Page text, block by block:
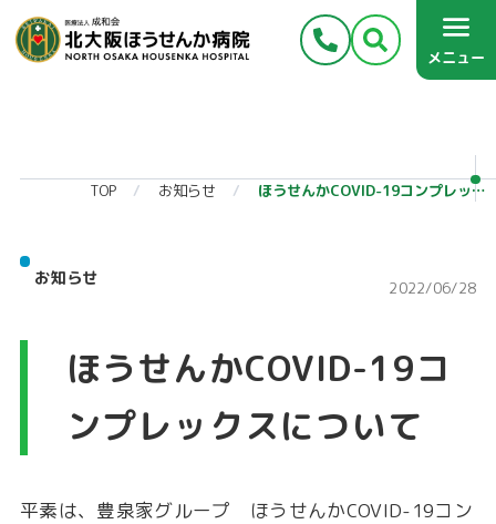
メニュー
TOP お知らせ ほうせんかCOVID-19コンプレックスについて
お知らせ 2022/06/28
ほうせんかCOVID-19コ
ンプレックスについて
平素は、豊泉家グループ ほうせんかCOVID-19コン